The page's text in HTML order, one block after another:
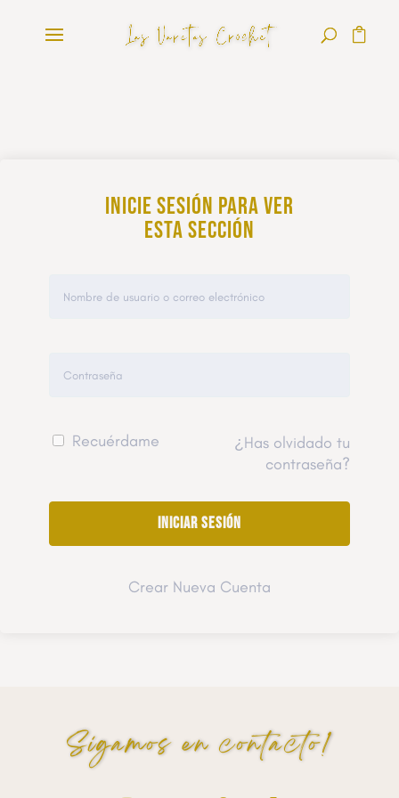
Inicie sesión para ver
esta sección
Recuérdame
¿Has olvidado tu
contraseña?
Crear Nueva Cuenta
Sigamos en contacto!